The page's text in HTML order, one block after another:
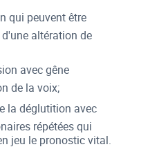
qui peuvent être
altération de
avec gêne
de la voix;
la déglutition avec
répétées qui
jeu le pronostic vital.